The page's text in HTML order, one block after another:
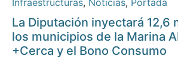
Infraestructuras, Noticias, Portada
La Diputación inyectará 12,6
los municipios de la Marina
+Cerca y el Bono Consumo